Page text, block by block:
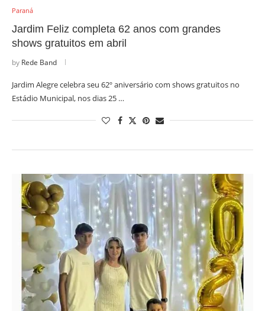
Paraná
Jardim Feliz completa 62 anos com grandes
shows gratuitos em abril
by Rede Band
Jardim Alegre celebra seu 62º aniversário com shows gratuitos no
Estádio Municipal, nos dias 25 …